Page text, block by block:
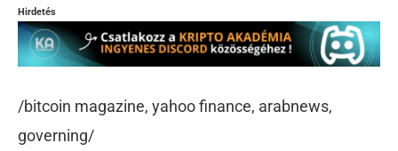
Hirdetés
/bitcoin magazine, yahoo finance, arabnews,
governing/